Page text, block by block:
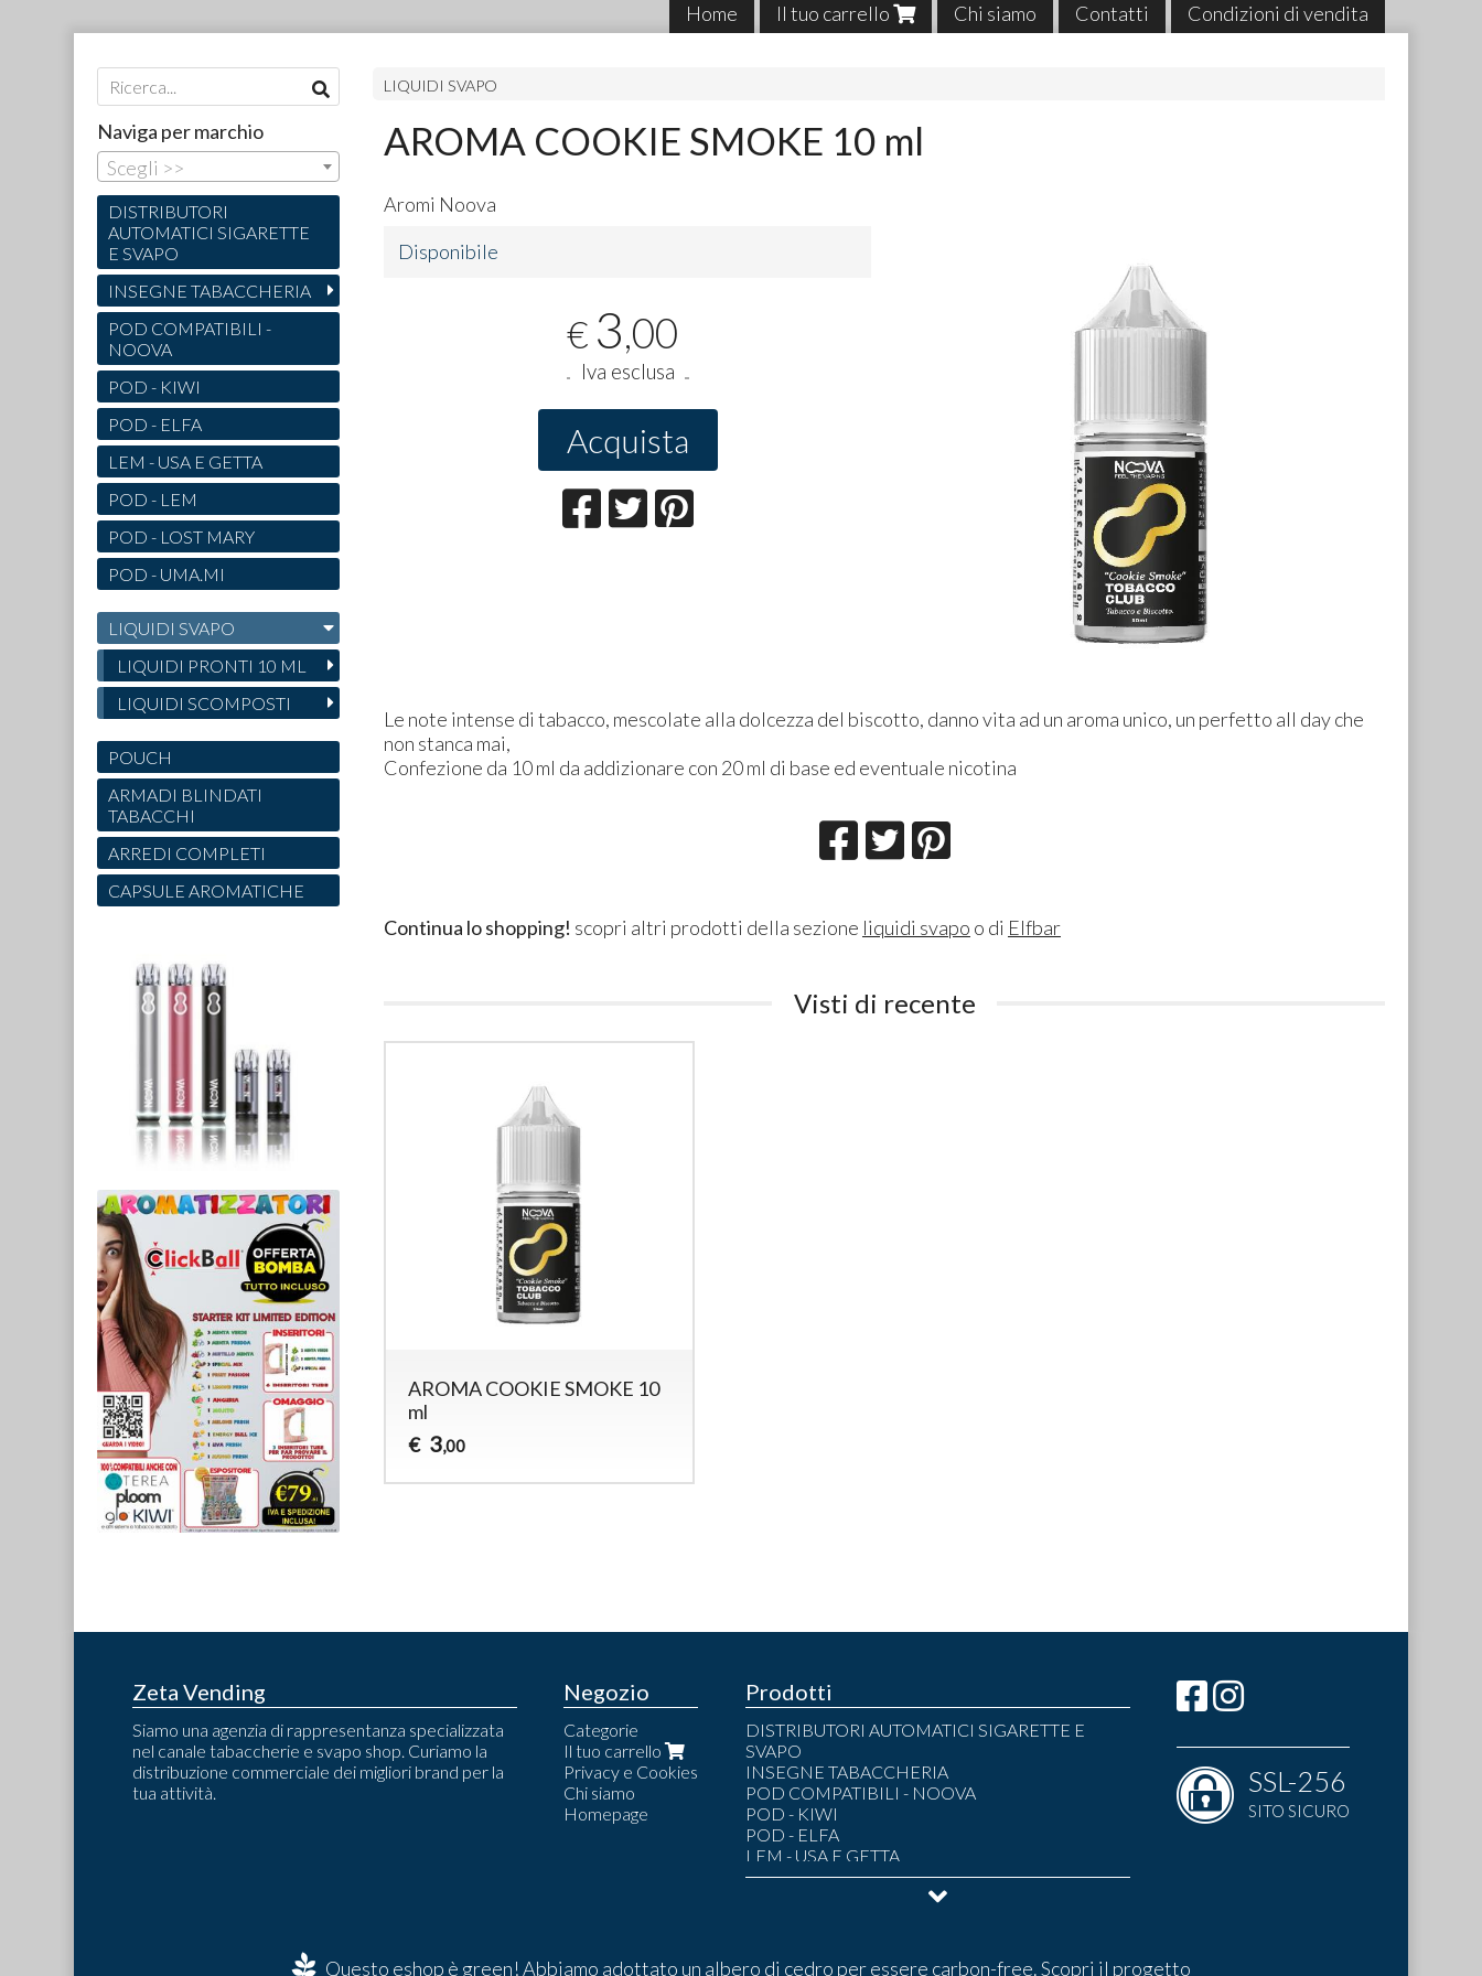
Home Il tuo carrello Chi siamo Contatti Condizioni di vendita
LIQUIDI SVAPO
AROMA COOKIE SMOKE 10 ml
Aromi Noova
Disponibile
€ 3,00
Iva esclusa
Acquista
Le note intense di tabacco, mescolate alla dolcezza del biscotto, danno vita ad un aroma unico, un perfetto all day che
non stanca mai,
Confezione da 10 ml da addizionare con 20 ml di base ed eventuale nicotina
Continua lo shopping! scopri altri prodotti della sezione liquidi svapo o di Elfbar
Visti di recente
AROMA COOKIE SMOKE 10
ml
€ 3,00
Naviga per marchio
Scegli >>
DISTRIBUTORI
AUTOMATICI SIGARETTE
E SVAPO
INSEGNE TABACCHERIA
POD COMPATIBILI -
NOOVA
POD - KIWI
POD - ELFA
LEM - USA E GETTA
POD - LEM
POD - LOST MARY
POD - UMA.MI
LIQUIDI SVAPO
LIQUIDI PRONTI 10 ML
LIQUIDI SCOMPOSTI
POUCH
ARMADI BLINDATI
TABACCHI
ARREDI COMPLETI
CAPSULE AROMATICHE
Zeta Vending
Siamo una agenzia di rappresentanza specializzata
nel canale tabaccherie e svapo shop. Curiamo la
distribuzione commerciale dei migliori brand per la
tua attività.
Negozio
Categorie
Il tuo carrello
Privacy e Cookies
Chi siamo
Homepage
Prodotti
DISTRIBUTORI AUTOMATICI SIGARETTE E
SVAPO
INSEGNE TABACCHERIA
POD COMPATIBILI - NOOVA
POD - KIWI
POD - ELFA
LEM - USA E GETTA
POD - LEM
LIQUIDI PRONTI 10 ML
POUCH
SSL-256
SITO SICURO
Questo eshop è green! Abbiamo adottato un albero di cedro per essere carbon-free.Scopri il progetto